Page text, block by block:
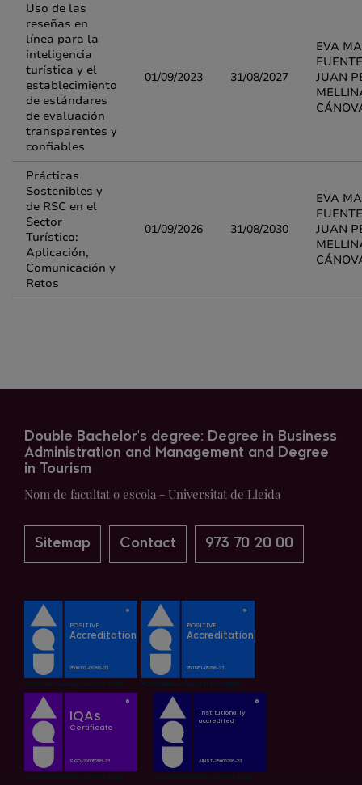
Uso de las
reseñas en
línea para la
inteligencia
turística y el
establecimiento
de estándares
de evaluación
transparentes y
confiables
01/09/2023 31/08/2027
EVA
JUAN
Prácticas
Sostenibles y
de RSC en el
Sector
Turístico:
Aplicación,
Comunicación y
Retos
01/09/2026 31/08/2030
EVA
JUAN
Double Bachelor's degree: Degree in Business
Administration and Management and Degree
in Tourism
Nom de facultat o escola - Universitat de Lleida
Sitemap Contact 973 70 20 00